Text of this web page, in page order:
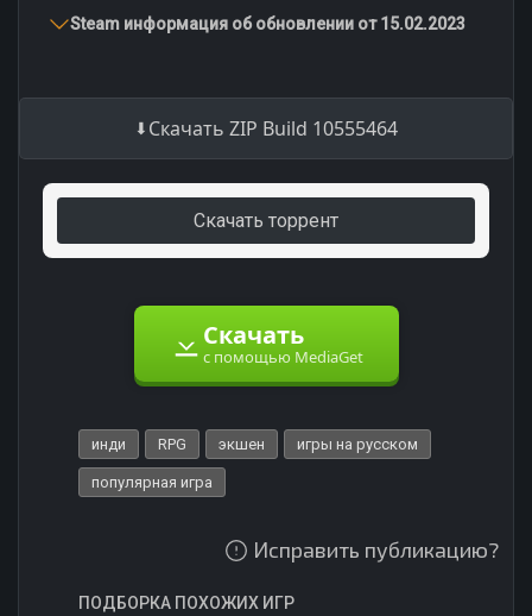
Steam информация об обновлении от 15.02.2023
Скачать ZIP Build 10555464
Скачать торрент
Скачать
с помощью MediaGet
инди RPG экшен игры на русском
популярная игра
Исправить публикацию?
ПОДБОРКА ПОХОЖИХ ИГР